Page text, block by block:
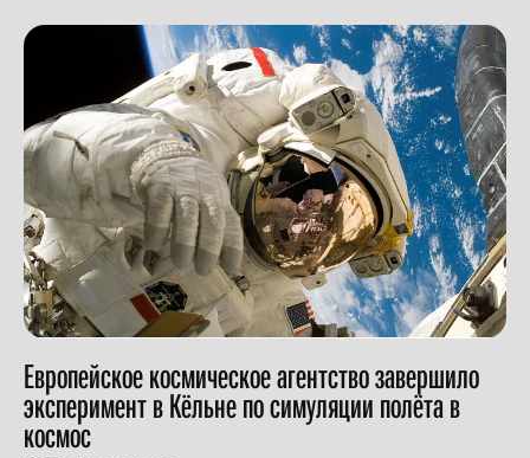
Европейское космическое агентство завершило
эксперимент в Кёльне по симуляции полёта в
космос